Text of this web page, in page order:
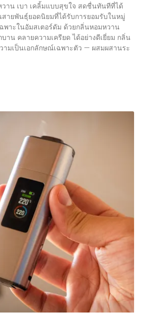
าน เบา เคลิ้มแบบสุขใจ สดชื่นทันทีที่ได้
ายพันธุ์ยอดนิยมที่ได้รับการยอมรับในหมู่
พาะในอัมสเตอร์ดัม ด้วยกลิ่นหอมหวาน
าน คลายความเครียด ได้อย่างดีเยี่ยม กลิ่น
มเป็นเอกลักษณ์เฉพาะตัว — ผสมผสานระ